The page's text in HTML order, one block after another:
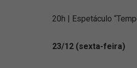
20h | Espetáculo
23/12 (sexta-feira)